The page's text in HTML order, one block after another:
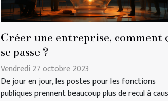
Créer une entreprise, comment
se passe ?
Vendredi 27 octobre 2023
De jour en jour, les postes pour les fonctions
publiques prennent beaucoup plus de recul à